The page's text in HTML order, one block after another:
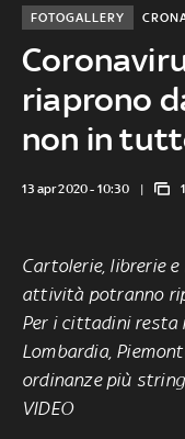
riaprono
non in
FOTOGALLERY
13 apr 2020 - 10:30
Cartolerie, librerie
attività potranno
Per i cittadini resta
Lombardia,
ordinanze più
VIDEO